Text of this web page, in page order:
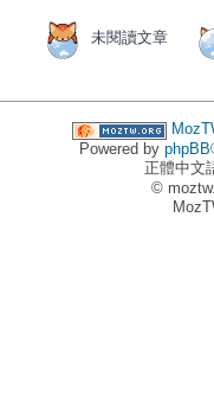
未閱讀文章
Powered by phpBB
正體中文
©